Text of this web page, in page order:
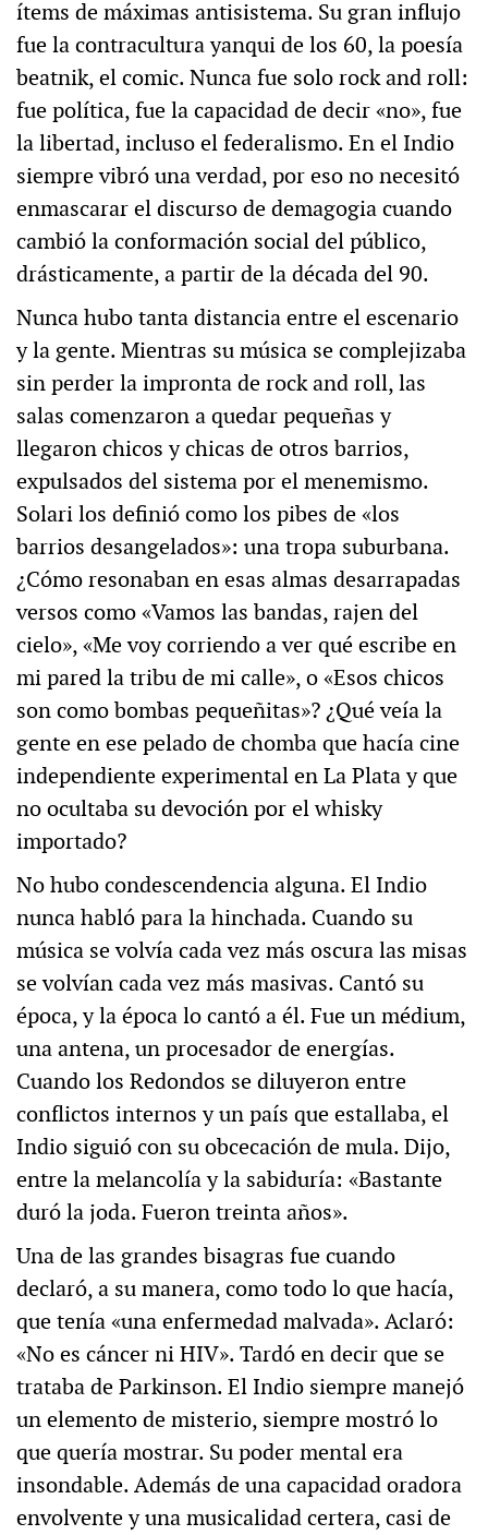
ítems de máximas antisistema. Su gran influjo
fue la contracultura yanqui de los 60, la poesía
beatnik, el comic. Nunca fue solo rock and roll:
fue política, fue la capacidad de decir «no», fue
la libertad, incluso el federalismo. En el Indio
siempre vibró una verdad, por eso no necesitó
enmascarar el discurso de demagogia cuando
cambió la conformación social del público,
drásticamente, a partir de la década del 90.
Nunca hubo tanta distancia entre el escenario
y la gente. Mientras su música se complejizaba
sin perder la impronta de rock and roll, las
salas comenzaron a quedar pequeñas y
llegaron chicos y chicas de otros barrios,
expulsados del sistema por el menemismo.
Solari los definió como los pibes de «los
barrios desangelados»: una tropa suburbana.
¿Cómo resonaban en esas almas desarrapadas
versos como «Vamos las bandas, rajen del
cielo», «Me voy corriendo a ver qué escribe en
mi pared la tribu de mi calle», o «Esos chicos
son como bombas pequeñitas»? ¿Qué veía la
gente en ese pelado de chomba que hacía cine
independiente experimental en La Plata y que
no ocultaba su devoción por el whisky
importado?
No hubo condescendencia alguna. El Indio
nunca habló para la hinchada. Cuando su
música se volvía cada vez más oscura las misas
se volvían cada vez más masivas. Cantó su
época, y la época lo cantó a él. Fue un médium,
una antena, un procesador de energías.
Cuando los Redondos se diluyeron entre
conflictos internos y un país que estallaba, el
Indio siguió con su obcecación de mula. Dijo,
entre la melancolía y la sabiduría: «Bastante
duró la joda. Fueron treinta años».
Una de las grandes bisagras fue cuando
declaró, a su manera, como todo lo que hacía,
que tenía «una enfermedad malvada». Aclaró:
«No es cáncer ni HIV». Tardó en decir que se
trataba de Parkinson. El Indio siempre manejó
un elemento de misterio, siempre mostró lo
que quería mostrar. Su poder mental era
insondable. Además de una capacidad oradora
envolvente y una musicalidad certera, casi de